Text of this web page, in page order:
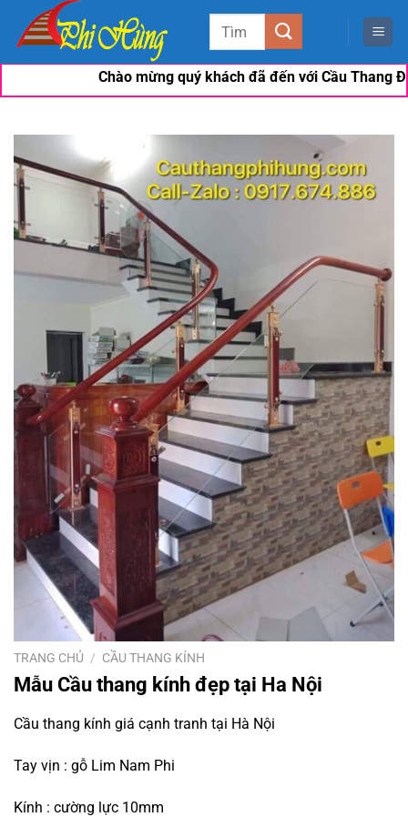
qua
Tìm
Chào mừng quý khách đã đến với Cầu Thang
TRANG CHỦ / CẦU THANG KÍNH
Mẫu Cầu thang kính đẹp tại Ha Nội
Cầu thang kính giá cạnh tranh tại Hà Nội
Tay vịn : gỗ Lim Nam Phi
Kính : cường lực 10mm